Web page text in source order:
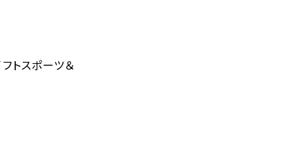
トスポーツ＆